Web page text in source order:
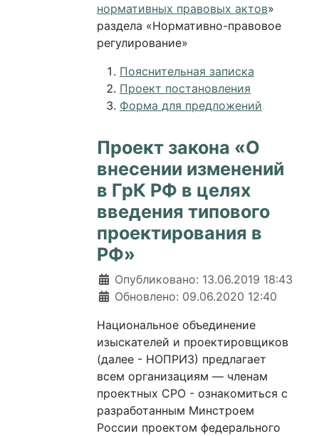
нормативных правовых актов»
раздела «Нормативно-правовое
регулирование»
Пояснительная записка
Проект постановления
Форма для предложений
Проект закона «О
внесении изменений
в ГрК РФ в целях
введения типового
проектирования в
РФ»
Информация о материале
Опубликовано: 13.06.2019 18:43
Обновлено: 09.06.2020 12:40
Национальное объединение
изыскателей и проектировщиков
(далее - НОПРИЗ) предлагает
всем организациям — членам
проектных СРО - ознакомиться с
разработанным Минстроем
России проектом федерального